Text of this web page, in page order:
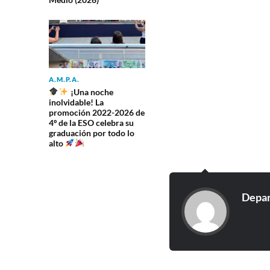
A.M.P.A.
¡Una noche
inolvidable! La
promoción 2022-2026 de
4º de la ESO celebra su
graduación por todo lo
alto